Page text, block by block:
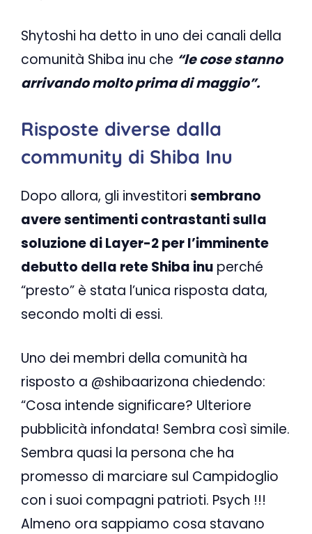
Shytoshi ha detto in uno dei canali della
comunità Shiba inu che “le cose stanno
arrivando molto prima di maggio”.
Risposte diverse dalla
community di Shiba Inu
Dopo allora, gli investitori sembrano
avere sentimenti contrastanti sulla
soluzione di Layer-2 per l’imminente
debutto della rete Shiba inu perché
“presto” è stata l’unica risposta data,
secondo molti di essi.
Uno dei membri della comunità ha
risposto a @shibaarizona chiedendo:
“Cosa intende significare? Ulteriore
pubblicità infondata! Sembra così simile.
Sembra quasi la persona che ha
promesso di marciare sul Campidoglio
con i suoi compagni patrioti. Psych !!!
Almeno ora sappiamo cosa stavano